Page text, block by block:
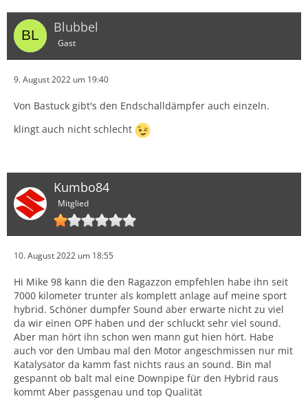
Blubbel
Gast
9. August 2022 um 19:40
Von Bastuck gibt's den Endschalldämpfer auch einzeln.
klingt auch nicht schlecht
Kumbo84
Mitglied
10. August 2022 um 18:55
Hi Mike 98 kann die den Ragazzon empfehlen habe ihn seit
7000 kilometer trunter als komplett anlage auf meine sport
hybrid. Schöner dumpfer Sound aber erwarte nicht zu viel
da wir einen OPF haben und der schluckt sehr viel sound.
Aber man hört ihn schon wen mann gut hien hört. Habe
auch vor den Umbau mal den Motor angeschmissen nur mit
Katalysator da kamm fast nichts raus an sound. Bin mal
gespannt ob balt mal eine Downpipe für den Hybrid raus
kommt Aber passgenau und top Qualität